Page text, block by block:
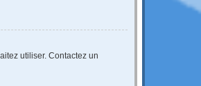
utiliser. Contactez un